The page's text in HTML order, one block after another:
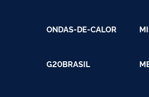
ONDAS-DE-CALOR
G20BRASIL